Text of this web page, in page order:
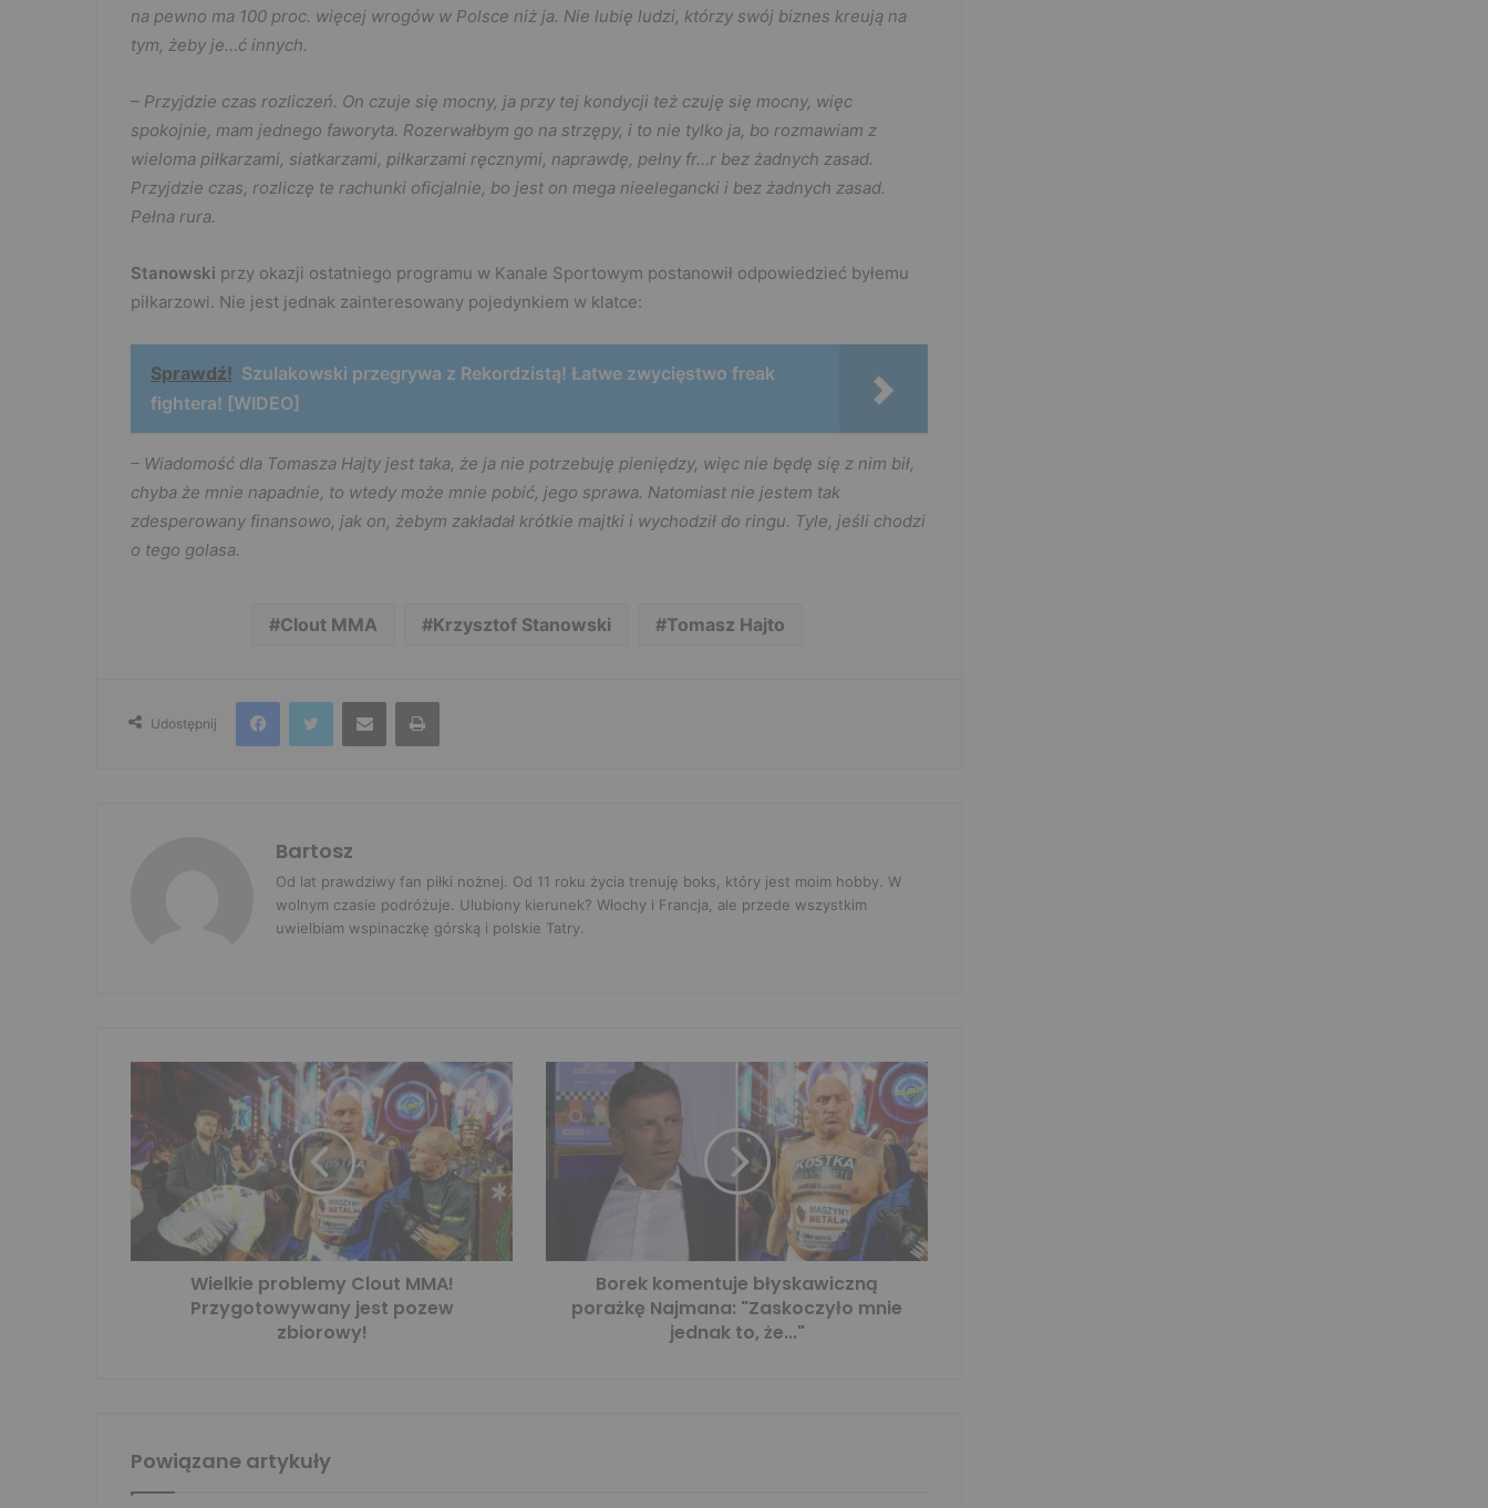
na pewno ma 100 proc. więcej wrogów w Polsce niż ja. Nie lubię ludzi, którzy swój biznes kreują na
tym, żeby je…ć innych.
– Przyjdzie czas rozliczeń. On czuje się mocny, ja przy tej kondycji też czuję się mocny, więc
spokojnie, mam jednego faworyta. Rozerwałbym go na strzępy, i to nie tylko ja, bo rozmawiam z
wieloma piłkarzami, siatkarzami, piłkarzami ręcznymi, naprawdę, pełny fr…r bez żadnych zasad.
Przyjdzie czas, rozliczę te rachunki oficjalnie, bo jest on mega nieelegancki i bez żadnych zasad.
Pełna rura.
Stanowski przy okazji ostatniego programu w Kanale Sportowym postanowił odpowiedzieć byłemu
piłkarzowi. Nie jest jednak zainteresowany pojedynkiem w klatce:
Sprawdź! Szulakowski przegrywa z Rekordzistą! Łatwe zwycięstwo freak
fightera! [WIDEO]
– Wiadomość dla Tomasza Hajty jest taka, że ja nie potrzebuję pieniędzy, więc nie będę się z nim bił,
chyba że mnie napadnie, to wtedy może mnie pobić, jego sprawa. Natomiast nie jestem tak
zdesperowany finansowo, jak on, żebym zakładał krótkie majtki i wychodził do ringu. Tyle, jeśli chodzi
o tego golasa.
Clout MMA Krzysztof Stanowski Tomasz Hajto
Udostępnij
FacebookTwitter Udostępnij przez e-mail Drukuj
Bartosz
Od lat prawdziwy fan piłki nożnej. Od 11 roku życia trenuję boks, który jest moim hobby. W
wolnym czasie podróżuje. Ulubiony kierunek? Włochy i Francja, ale przede wszystkim
uwielbiam wspinaczkę górską i polskie Tatry.
Wielkie problemy Clout MMA!
Przygotowywany jest pozew
zbiorowy!
Borek komentuje błyskawiczną
porażkę Najmana: "Zaskoczyło mnie
jednak to, że..."
Powiązane artykuły